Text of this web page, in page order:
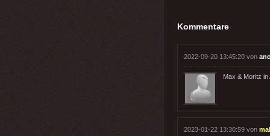
Kommentare
2022-09-20 13:45:20 von
Max & Moritz in
2023-01-22 13:30:59 von